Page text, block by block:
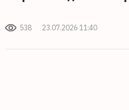
538 23.07.2026 11:40